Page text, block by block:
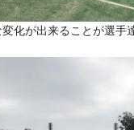
化が出来ることが選手